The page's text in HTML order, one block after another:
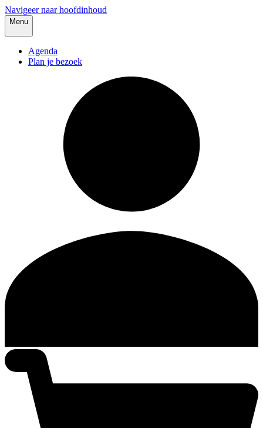
Navigeer naar hoofdinhoud
Menu
Agenda
Plan je bezoek